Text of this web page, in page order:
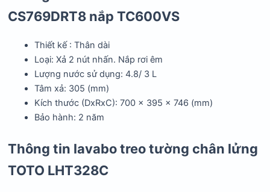
CS769DRT8 nắp TC600VS
Thiết kế : Thân dài
Loại: Xả 2 nút nhấn. Nắp rơi êm
Lượng nước sử dụng: 4.8/ 3 L
Tâm xả: 305 (mm)
Kích thước (DxRxC): 700 x 395 x 746 (mm)
Bảo hành: 2 năm
Thông tin lavabo treo tường chân lửng
TOTO LHT328C